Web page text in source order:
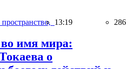
13:19 286
имя мира:
о